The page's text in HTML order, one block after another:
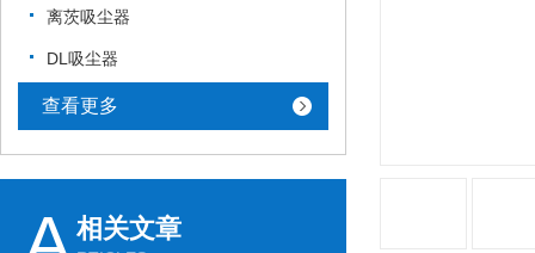
离茨吸尘器
DL吸尘器
查看更多
相关文章